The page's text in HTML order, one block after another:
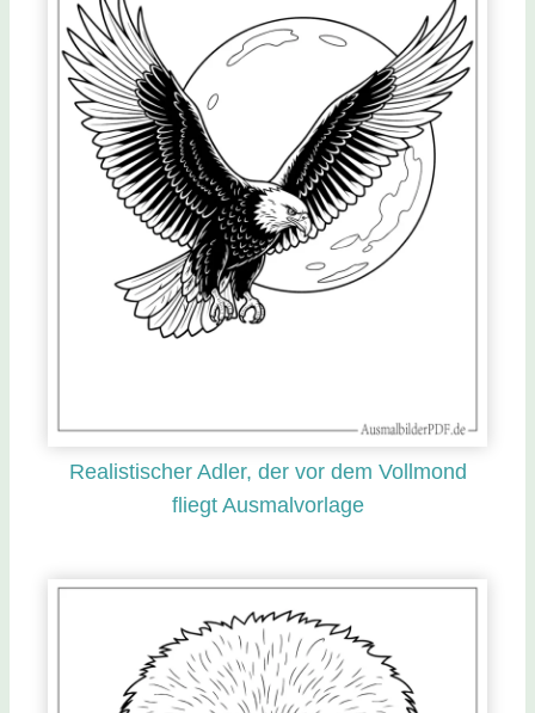
Realistischer Adler, der vor dem Vollmond
fliegt Ausmalvorlage